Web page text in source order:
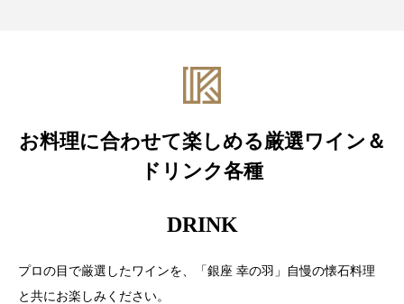
お料理に合わせて楽しめる厳選ワイン＆
ドリンク各種
DRINK
プロの目で厳選したワインを、「銀座 幸の羽」自慢の懐石料理
と共にお楽しみください。